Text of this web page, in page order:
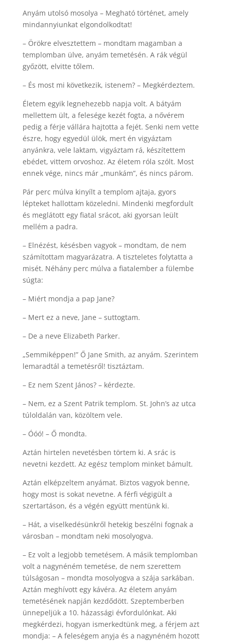
Anyám utolsó mosolya – Megható történet, amely
mindannyiunkat elgondolkodtat!
– Örökre elvesztettem – mondtam magamban a
templomban ülve, anyám temetésén. A rák végül
győzött, elvitte tőlem.
– És most mi következik, istenem? – Megkérdeztem.
Életem egyik legnehezebb napja volt. A bátyám
mellettem ült, a felesége kezét fogta, a nővérem
pedig a férje vállára hajtotta a fejét. Senki nem vette
észre, hogy egyedül ülök, mert én vigyáztam
anyánkra, vele laktam, vigyáztam rá, készítettem
ebédet, vittem orvoshoz. Az életem róla szólt. Most
ennek vége, nincs már „munkám”, és nincs párom.
Pár perc múlva kinyílt a templom ajtaja, gyors
lépteket hallottam közeledni. Mindenki megfordult
és meglátott egy fiatal srácot, aki gyorsan leült
mellém a padra.
– Elnézést, késésben vagyok – mondtam, de nem
számítottam magyarázatra. A tiszteletes folytatta a
misét. Néhány perc múlva a fiatalember a fülembe
súgta:
– Miért mondja a pap Jane?
– Mert ez a neve, Jane – suttogtam.
– De a neve Elizabeth Parker.
„Semmiképpen!” Ő Jane Smith, az anyám. Szerintem
lemaradtál a temetésről! tisztáztam.
– Ez nem Szent János? – kérdezte.
– Nem, ez a Szent Patrik templom. St. John’s az utca
túloldalán van, közöltem vele.
– Óóó! – Ő mondta.
Aztán hirtelen nevetésben törtem ki. A srác is
nevetni kezdett. Az egész templom minket bámult.
Aztán elképzeltem anyámat. Biztos vagyok benne,
hogy most is sokat nevetne. A férfi végigült a
szertartáson, és a végén együtt mentünk ki.
– Hát, a viselkedésünkről hetekig beszélni fognak a
városban – mondtam neki mosolyogva.
– Ez volt a legjobb temetésem. A másik templomban
volt a nagynéném temetése, de nem szerettem
túlságosan – mondta mosolyogva a szája sarkában.
Aztán meghívott egy kávéra. Az életem anyám
temetésének napján kezdődött. Szeptemberben
ünnepeljük a 10. házassági évfordulónkat. Aki
megkérdezi, hogyan ismerkedtünk meg, a férjem azt
mondja: – A feleségem anyja és a nagynéném hozott